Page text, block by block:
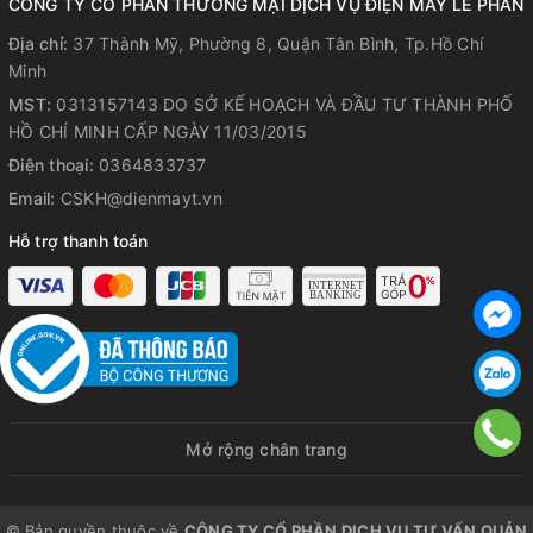
Chức năng hẹn giờ
Chức năng hẹn giờ thông minh giúp người dùng kiểm soát
chính xác khoảng thời gian nấu nướng, tránh lãng phí điện
Chế độ an toàn tự động ngắt
CÔNG TY CỔ PHẦN THƯƠNG MẠI DỊCH VỤ ĐIỆN MÁY LÊ PHAN
Địa chỉ: 37 Thành Mỹ, Phường 8, Quận Tân Bình, Tp.Hồ Chí
Minh
MST: 0313157143 DO SỞ KẾ HOẠCH VÀ ĐẦU TƯ THÀNH PHỐ
HỒ CHÍ MINH CẤP NGÀY 11/03/2015
Điện thoại: 0364833737
Email: CSKH@dienmayt.vn
Hỗ trợ thanh toán
Mở rộng chân trang